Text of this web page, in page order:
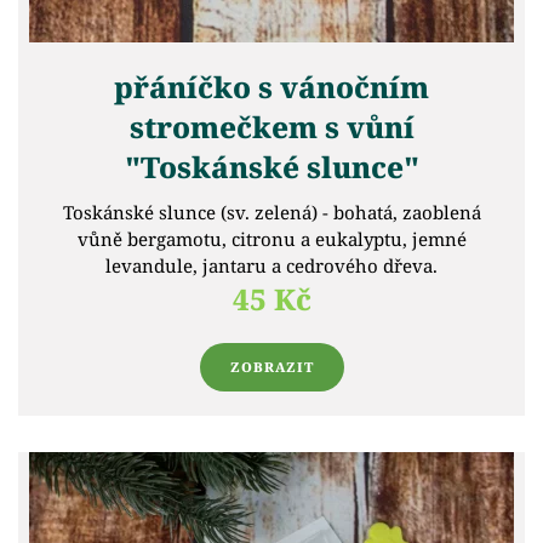
přáníčko s vánočním
stromečkem s vůní
"Toskánské slunce"
Toskánské slunce (sv. zelená) - bohatá, zaoblená
vůně bergamotu, citronu a eukalyptu, jemné
levandule, jantaru a cedrového dřeva.
45 Kč
ZOBRAZIT